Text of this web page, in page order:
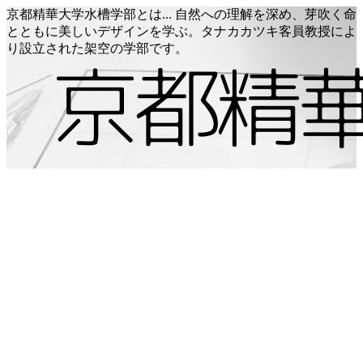
京都精華大学水槽学部とは... 自然への理解を深め、芽吹く命
とともに美しいデザインを学ぶ。タナカカツキ客員教授によ
り設立された架空の学部です。